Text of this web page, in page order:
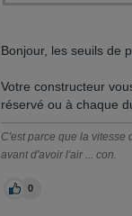
Bonjour, les seuils de
Votre constructeur
réservé ou à chaque
C'est parce que la vitesse
avant d'avoir l'air ... con.
0